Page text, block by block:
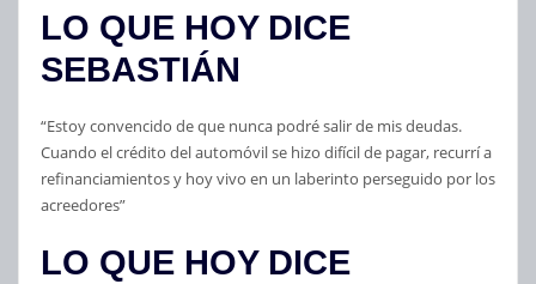
LO QUE HOY DICE
SEBASTIÁN
“Estoy convencido de que nunca podré salir de mis deudas.
Cuando el crédito del automóvil se hizo difícil de pagar, recurrí a
refinanciamientos y hoy vivo en un laberinto perseguido por los
acreedores”
LO QUE HOY DICE